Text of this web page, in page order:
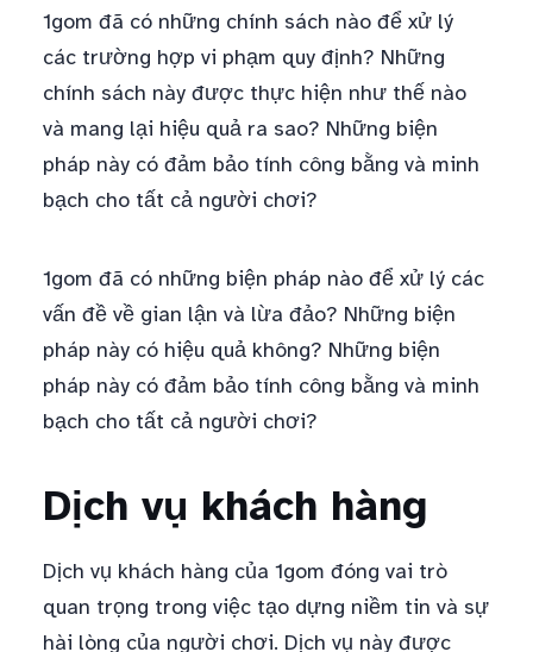
1gom đã có những chính sách nào để xử lý
các trường hợp vi phạm quy định? Những
chính sách này được thực hiện như thế nào
và mang lại hiệu quả ra sao? Những biện
pháp này có đảm bảo tính công bằng và minh
bạch cho tất cả người chơi?
1gom đã có những biện pháp nào để xử lý các
vấn đề về gian lận và lừa đảo? Những biện
pháp này có hiệu quả không? Những biện
pháp này có đảm bảo tính công bằng và minh
bạch cho tất cả người chơi?
Dịch vụ khách hàng
Dịch vụ khách hàng của 1gom đóng vai trò
quan trọng trong việc tạo dựng niềm tin và sự
hài lòng của người chơi. Dịch vụ này được